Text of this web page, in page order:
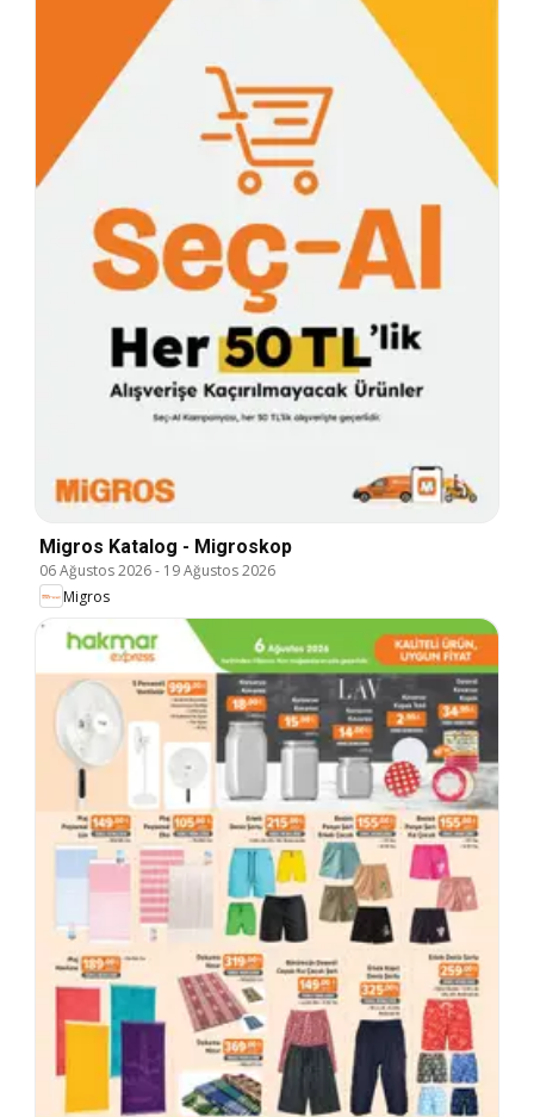
Migros Katalog - Migroskop
06 Ağustos 2026- 19 Ağustos 2026
Migros